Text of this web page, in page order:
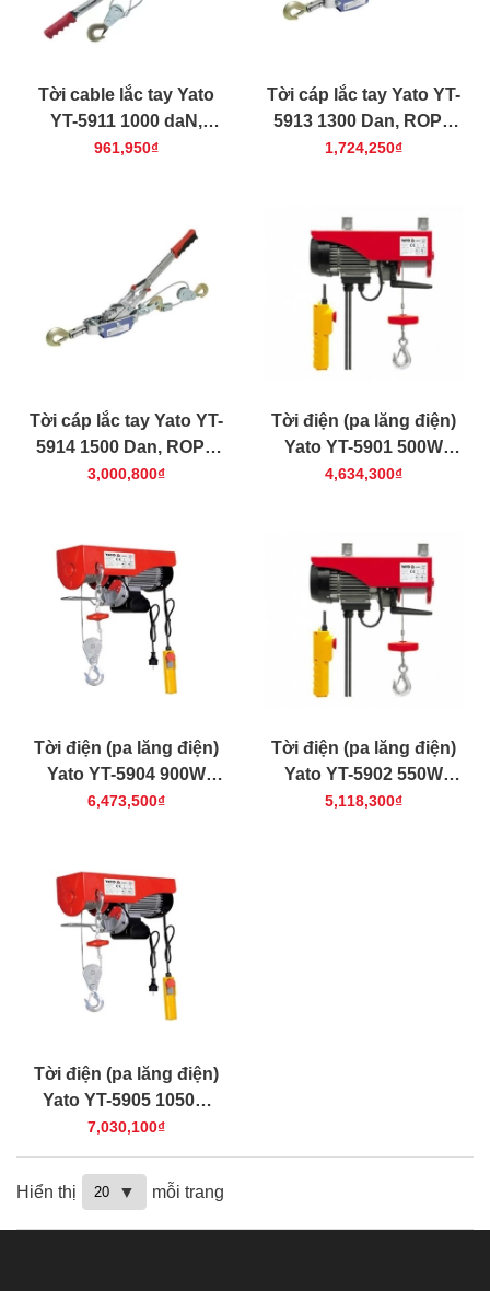
Tời cable lắc tay Yato
YT-5911 1000 daN,
ROPE 3m
961,950₫
Tời cáp lắc tay Yato YT-
5913 1300 Dan, ROPE
3m
1,724,250₫
Tời cáp lắc tay Yato YT-
5914 1500 Dan, ROPE
3m
3,000,800₫
Tời điện (pa lăng điện)
Yato YT-5901 500W
125/250 kg -3m
4,634,300₫
Tời điện (pa lăng điện)
Yato YT-5904 900W
250/500 kg -3m
6,473,500₫
Tời điện (pa lăng điện)
Yato YT-5902 550W
150/300 kg -3m
5,118,300₫
Tời điện (pa lăng điện)
Yato YT-5905 1050W
300/600 kg -3m
7,030,100₫
Hiển thị mỗi trang